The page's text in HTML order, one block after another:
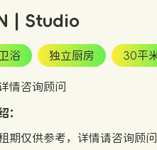
| Studio
浴 独立厨房 30平
情咨询顾问
：
期仅供参考，详情请咨询顾问